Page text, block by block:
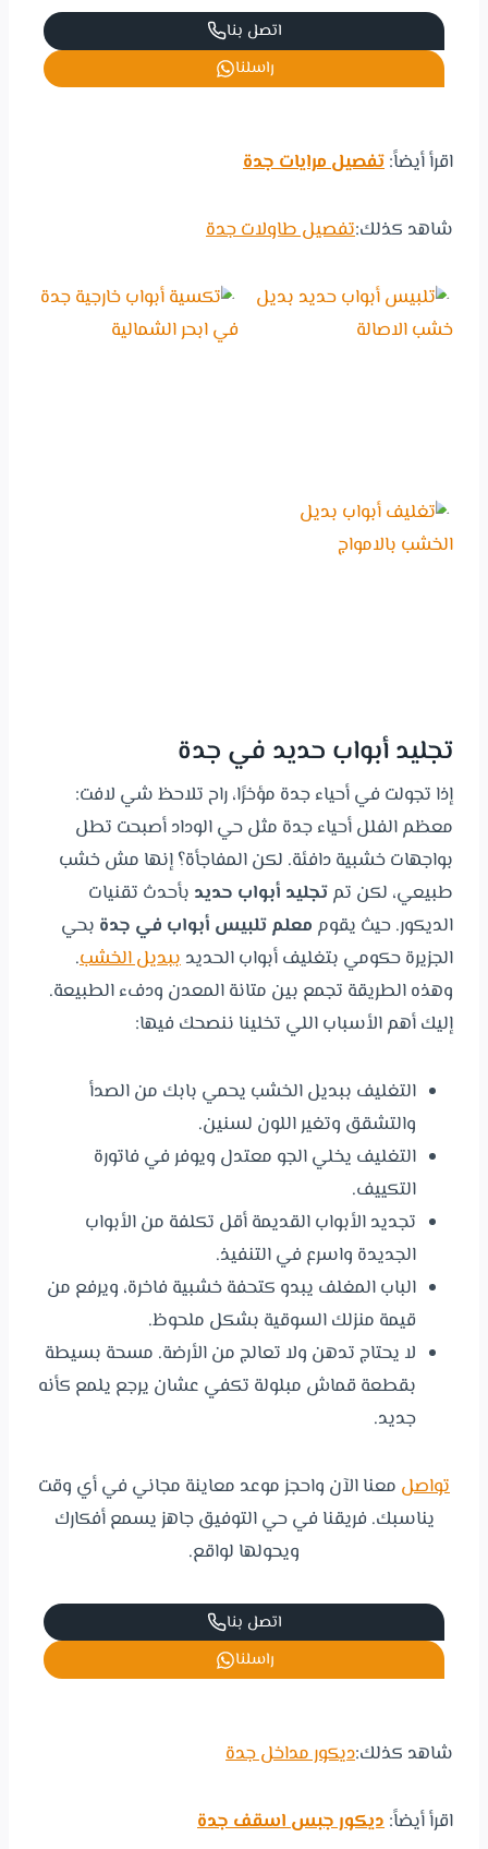
اتصل بنا
راسلنا
اقرأ أيضاً:تفصيل مرايات جدة
شاهد كذلك:تفصيل طاولات جدة
تجليد أبواب حديد في جدة
إذا تجولت في أحياء جدة مؤخرًا، راح تلاحظ شي لافت:
معظم الفلل أحياء جدة مثل حي الوداد أصبحت تطل
بواجهات خشبية دافئة. لكن المفاجأة؟ إنها مش خشب
طبيعي، لكن تمتجليد أبواب حديد بأحدث تقنيات
الديكور. حيث يقوم معلم تلبيس أبواب في جدة بحي
الجزيرة حكومي بتغليف أبواب الحديدببديل الخشب.
وهذه الطريقة تجمع بين متانة المعدن ودفء الطبيعة.
إليك أهم الأسباب اللي تخلينا ننصحك فيها:
التغليف ببديل الخشب يحمي بابك من الصدأ
والتشقق وتغير اللون لسنين.
التغليف يخلي الجو معتدل ويوفر في فاتورة
التكييف.
تجديد الأبواب القديمة أقل تكلفة من الأبواب
الجديدة واسرع في التنفيذ.
الباب المغلف يبدو كتحفة خشبية فاخرة، ويرفع من
قيمة منزلك السوقية بشكل ملحوظ.
لا يحتاج تدهن ولا تعالج من الأرضة. مسحة بسيطة
بقطعة قماش مبلولة تكفي عشان يرجع يلمع كأنه
جديد.
تواصل معنا الآن واحجز موعد معاينة مجاني في أي وقت
يناسبك. فريقنا في حي التوفيق جاهز يسمع أفكارك
ويحولها لواقع.
اتصل بنا
راسلنا
شاهد كذلك:ديكور مداخل جدة
اقرأ أيضاً:ديكور جبس اسقف جدة